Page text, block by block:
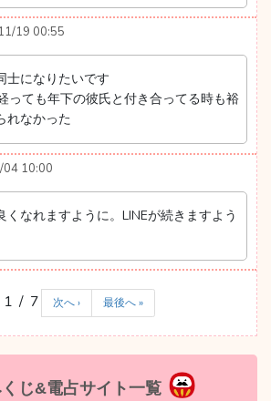
19 00:55
士になりたいです
っても年下の彼氏と付き合ってる時も裕
れなかった
10:00
くなれますように。LINEが続きますよう
1 / 7 次へ › 最後へ »
じ&電占サイト一覧